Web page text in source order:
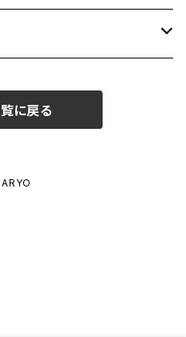
に戻る